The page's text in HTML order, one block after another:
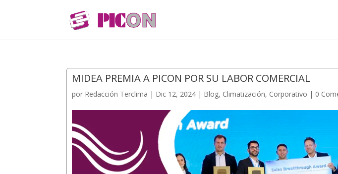
MIDEA PREMIA A PICON POR SU LABOR COMERCIAL
por Redacción Terclima | Dic 12, 2024 | Blog, Climatización, Corporativo | 0